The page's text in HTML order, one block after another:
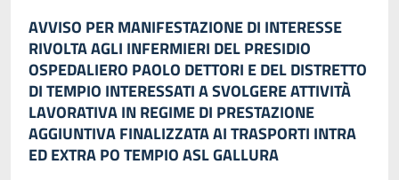
AVVISO PER MANIFESTAZIONE DI INTERESSE
RIVOLTA AGLI INFERMIERI DEL PRESIDIO
OSPEDALIERO PAOLO DETTORI E DEL DISTRETTO
DI TEMPIO INTERESSATI A SVOLGERE ATTIVITÀ
LAVORATIVA IN REGIME DI PRESTAZIONE
AGGIUNTIVA FINALIZZATA AI TRASPORTI INTRA
ED EXTRA PO TEMPIO ASL GALLURA